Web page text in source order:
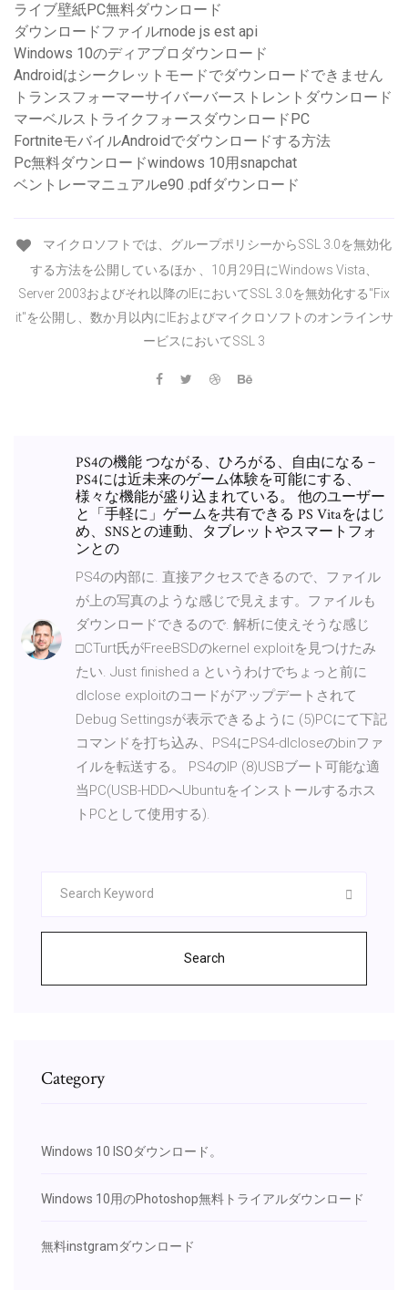
ライブ壁紙PC無料ダウンロード
ダウンロードファイルrnode js est api
Windows 10のディアブロダウンロード
Androidはシークレットモードでダウンロードできません
トランスフォーマーサイバーバーストレントダウンロード
マーベルストライクフォースダウンロードPC
FortniteモバイルAndroidでダウンロードする方法
Pc無料ダウンロードwindows 10用snapchat
ベントレーマニュアルe90 .pdfダウンロード
マイクロソフトでは、グループポリシーからSSL 3.0を無効化
する方法を公開しているほか 、10月29日にWindows Vista、
Server 2003およびそれ以降のIEにおいてSSL 3.0を無効化する"Fix
it"を公開し、数か月以内にIEおよびマイクロソフトのオンラインサ
ービスにおいてSSL 3
PS4の機能 つながる、ひろがる、自由になる－
PS4には近未来のゲーム体験を可能にする、
様々な機能が盛り込まれている。 他のユーザー
と「手軽に」ゲームを共有できる PS Vitaをはじ
め、SNSとの連動、タブレットやスマートフォ
ンとの
PS4の内部に. 直接アクセスできるので、ファイル
が上の写真のような感じで見えます。ファイルも
ダウンロードできるので. 解析に使えそうな感じ
□CTurt氏がFreeBSDのkernel exploitを見つけたみ
たい. Just finished a というわけでちょっと前に
dlclose exploitのコードがアップデートされて
Debug Settingsが表示できるように (5)PCにて下記
コマンドを打ち込み、PS4にPS4-dlcloseのbinファ
イルを転送する。 PS4のIP (8)USBブート可能な適
当PC(USB-HDDへUbuntuをインストールするホス
トPCとして使用する).
Search
Category
Windows 10 ISOダウンロード。
Windows 10用のPhotoshop無料トライアルダウンロード
無料instgramダウンロード